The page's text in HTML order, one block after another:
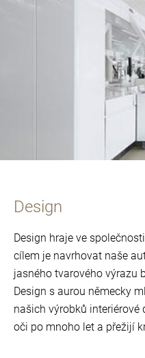
Design
Design hraje ve
cílem je navrhovat naše
jasného tvarového výrazu
Design s aurou německy
našich výrobků interiérové
oči po mnoho let a přežijí